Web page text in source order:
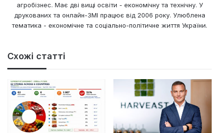
агробізнес. Має дві вищі освіти - економічну та технічну. У
друкованих та онлайн-ЗМІ працює від 2006 року. Улюблена
тематика - економічне та соціально-політичне життя України.
Схожі статті